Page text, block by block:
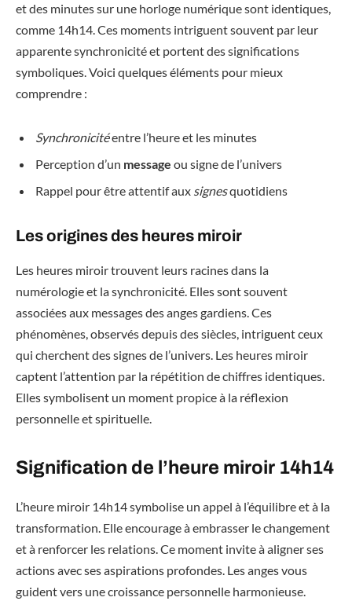
et des minutes sur une horloge numérique sont identiques,
comme 14h14. Ces moments intriguent souvent par leur
apparente synchronicité et portent des significations
symboliques. Voici quelques éléments pour mieux
comprendre :
Synchronicitéentre l’heure et les minutes
Perception d’un message ou signe de l’univers
Rappel pour être attentif aux signesquotidiens
Les origines des heures miroir
Les heures miroir trouvent leurs racines dans la
numérologie et la synchronicité. Elles sont souvent
associées aux messages des anges gardiens. Ces
phénomènes, observés depuis des siècles, intriguent ceux
qui cherchent des signes de l’univers. Les heures miroir
captent l’attention par la répétition de chiffres identiques.
Elles symbolisent un moment propice à la réflexion
personnelle et spirituelle.
Signification de l’heure miroir 14h14
L’heure miroir 14h14 symbolise un appel à l’équilibre et à la
transformation. Elle encourage à embrasser le changement
et à renforcer les relations. Ce moment invite à aligner ses
actions avec ses aspirations profondes. Les anges vous
guident vers une croissance personnelle harmonieuse.